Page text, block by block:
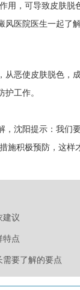
用，可导致皮肤脱
医院医生一起了解
从恶使皮肤脱色，
工作。
，沈阳提示：我们
积极预防，这样
建议
特点
需要了解的要点